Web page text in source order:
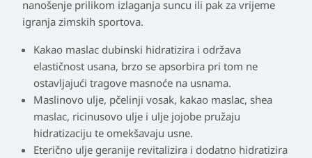
nanošenje prilikom izlaganja suncu ili pak za vrijeme
igranja zimskih sportova.
Kakao maslac dubinski hidratizira i održava
elastičnost usana, brzo se apsorbira pri tom ne
ostavljajući tragove masnoće na usnama.
Maslinovo ulje, pčelinji vosak, kakao maslac, shea
maslac, ricinusovo ulje i ulje jojobe pružaju
hidratizaciju te omekšavaju usne.
Eterično ulje geranije revitalizira i dodatno hidratizira